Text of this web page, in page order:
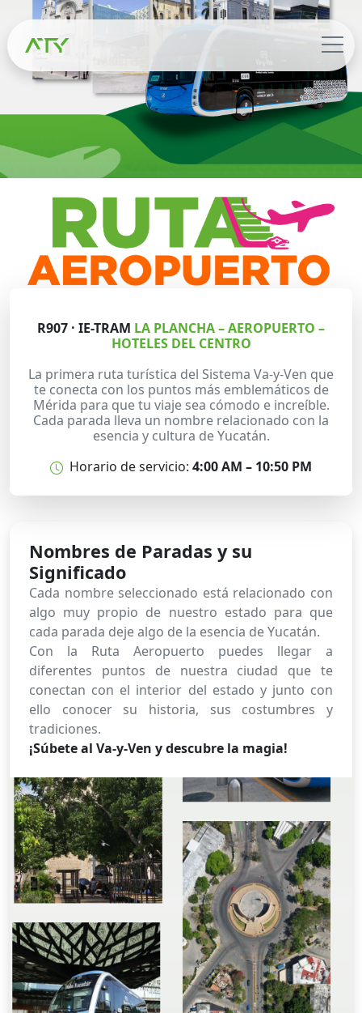
R907 · IE-TRAM LA PLANCHA – AEROPUERTO –
HOTELES DEL CENTRO
La primera ruta turística del Sistema Va-y-Ven que
te conecta con los puntos más emblemáticos de
Mérida para que tu viaje sea cómodo e increíble.
Cada parada lleva un nombre relacionado con la
esencia y cultura de Yucatán.
Horario de servicio: 4:00 AM – 10:50 PM
Nombres de Paradas y su
Significado
Cada nombre seleccionado está relacionado con
algo muy propio de nuestro estado para que
cada parada deje algo de la esencia de Yucatán.
Con la Ruta Aeropuerto puedes llegar a
diferentes puntos de nuestra ciudad que te
conectan con el interior del estado y junto con
ello conocer su historia, sus costumbres y
tradiciones.
¡Súbete al Va-y-Ven y descubre la magia!